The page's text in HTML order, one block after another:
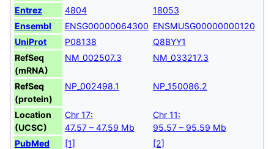
Entrez
4804
18053
Ensembl
ENSG00000064300 ENSMUSG00000000120
UniProt
P08138
Q8BYY1
RefSeq
(mRNA)
NM_002507.3 NM_033217.3
RefSeq
(protein)
NP_002498.1 NP_150086.2
Location
(UCSC)
Chr 17:
47.57 – 47.59 Mb
Chr 11:
95.57 – 95.59 Mb
PubMed
[1] [2]